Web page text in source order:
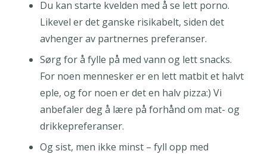
Du kan starte kvelden med å se lett porno.
Likevel er det ganske risikabelt, siden det
avhenger av partnernes preferanser.
Sørg for å fylle på med vann og lett snacks.
For noen mennesker er en lett matbit et halvt
eple, og for noen er det en halv pizza:) Vi
anbefaler deg å lære på forhånd om mat- og
drikkepreferanser.
Og sist, men ikke minst – fyll opp med